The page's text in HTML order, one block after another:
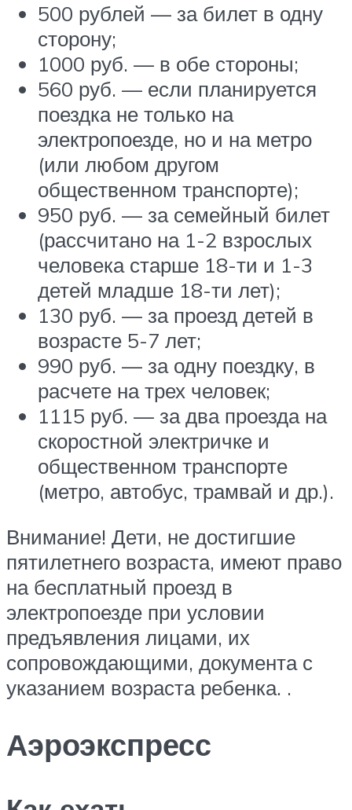
500 рублей — за билет в одну
сторону;
1000 руб. — в обе стороны;
560 руб. — если планируется
поездка не только на
электропоезде, но и на метро
(или любом другом
общественном транспорте);
950 руб. — за семейный билет
(рассчитано на 1-2 взрослых
человека старше 18-ти и 1-3
детей младше 18-ти лет);
130 руб. — за проезд детей в
возрасте 5-7 лет;
990 руб. — за одну поездку, в
расчете на трех человек;
1115 руб. — за два проезда на
скоростной электричке и
общественном транспорте
(метро, автобус, трамвай и др.).
Внимание! Дети, не достигшие
пятилетнего возраста, имеют право
на бесплатный проезд в
электропоезде при условии
предъявления лицами, их
сопровождающими, документа с
указанием возраста ребенка. .
Аэроэкспресс